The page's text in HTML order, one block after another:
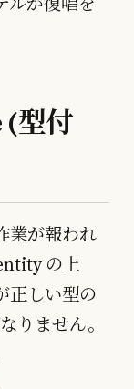
(型付
業が報われ
の上
正しい型の
りません。